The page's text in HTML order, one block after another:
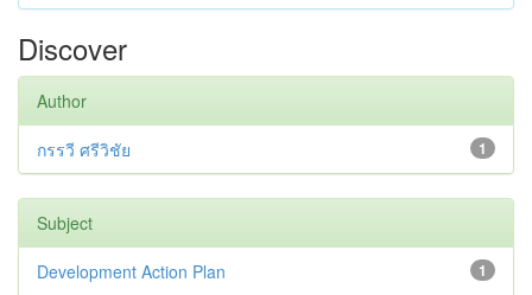
Discover
Author
1
กรรวี ศรีวิชัย
Subject
1
Development Action Plan